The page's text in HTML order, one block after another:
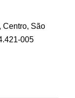
Centro, São
005